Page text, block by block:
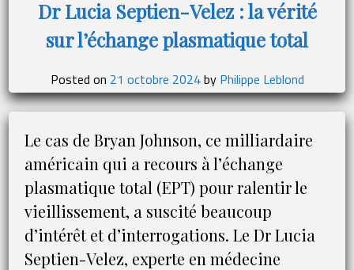
gagnantes
pour
votre
communauté
Dr Lucia Septien-Velez : la vérité
sur l’échange plasmatique total
Posted on 21 octobre 2024by Philippe Leblond
Le cas de Bryan Johnson, ce milliardaire
américain qui a recours à l’échange
plasmatique total (EPT) pour ralentir le
vieillissement, a suscité beaucoup
d’intérêt et d’interrogations. Le Dr Lucia
Septien-Velez, experte en médecine